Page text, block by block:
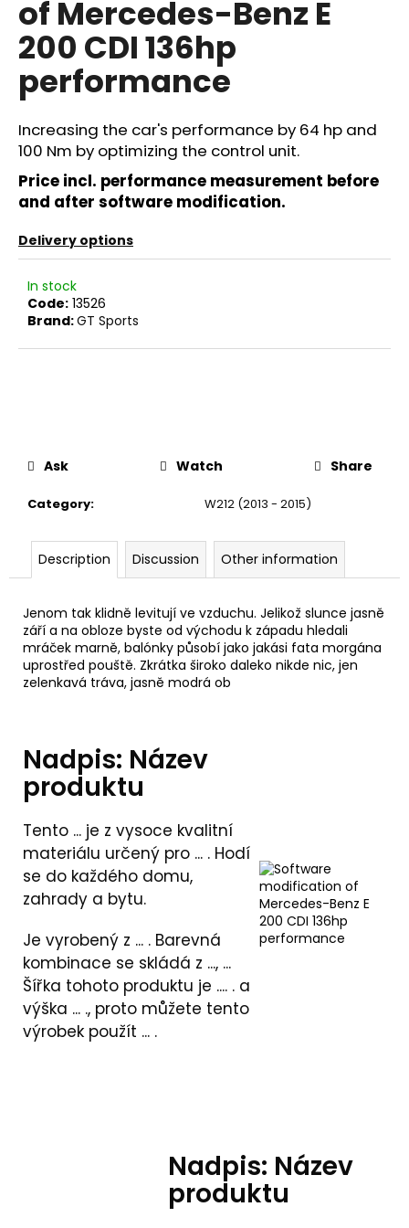
of Mercedes-Benz E
200 CDI 136hp
performance
Increasing the car's performance by 64 hp and
100 Nm by optimizing the control unit.
Price incl. performance measurement before
and after software modification.
Delivery options
In stock
Code: 13526
Brand:GT Sports
Category: W212 (2013 - 2015)
Ask Watch Share
Description Discussion Other information
Jenom tak klidně levitují ve vzduchu. Jelikož slunce jasně
září a na obloze byste od východu k západu hledali
mráček marně, balónky působí jako jakási fata morgána
uprostřed pouště. Zkrátka široko daleko nikde nic, jen
zelenkavá tráva, jasně modrá ob
Nadpis: Název
produktu
Tento ... je z vysoce kvalitní
materiálu určený pro ... . Hodí
se do každého domu,
zahrady a bytu.
Je vyrobený z ... . Barevná
kombinace se skládá z ..., ...
Šířka tohoto produktu je .... . a
výška ... ., proto můžete tento
výrobek použít ... .
Nadpis: Název
produktu
i
n
g
f
o
r
?
SEARCH
m
e
ECHO
6
625
Kč